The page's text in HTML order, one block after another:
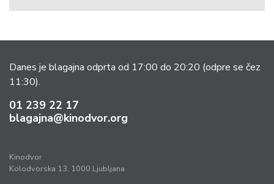
Danes je blagajna odprta od 17:00 do 20:20 (odpre se čez
11:30).
01 239 22 17
blagajna@kinodvor.org
Kinodvor
Kolodvorska 13, 1000 Ljubljana